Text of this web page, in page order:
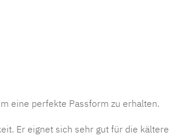
eine perfekte Passform zu erhalten.
Er eignet sich sehr gut für die kältere